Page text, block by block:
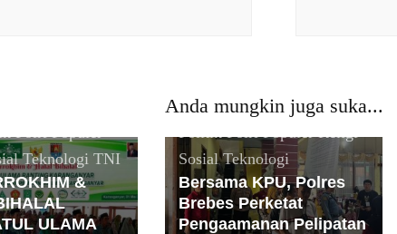
Anda mungkin juga suka...
Teknologi TNI
&
ULAMA
Populer Peristiwa PMI
Sosial Teknologi
Bersama KPU, Polres
Brebes Perketat
Pengaamanan Pelipatan